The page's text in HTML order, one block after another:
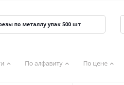
по металлу упак 500 шт
По алфавиту По цене